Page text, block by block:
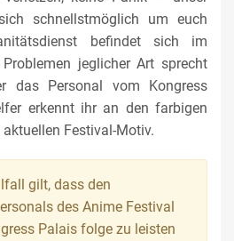
schnellstmöglich um euch
befindet sich im
jeglicher Art sprecht
das Personal vom Kongress
erkennt ihr an den farbigen
Festival-Motiv.
gilt, dass den
des Anime Festival
Palais folge zu leisten